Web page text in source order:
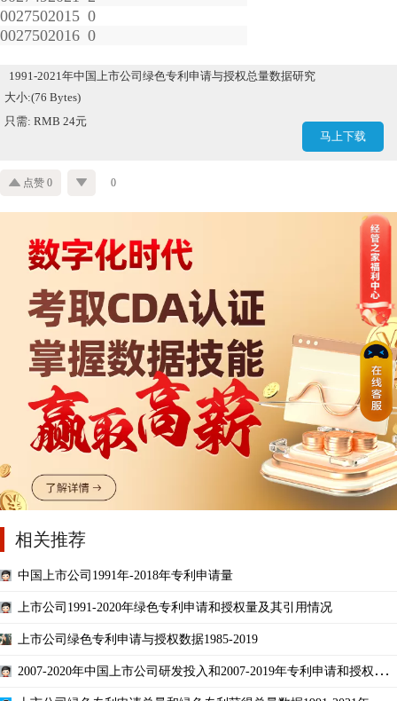
0027502015 0
0027502016 0
1991-2021年中国上市公司绿色专利申请与授权总量数据研究
大小:(76 Bytes)
只需: RMB 24元
马上下载
点赞 0 0
相关推荐
中国上市公司1991年-2018年专利申请量
上市公司1991-2020年绿色专利申请和授权量及其引用情况
上市公司绿色专利申请与授权数据1985-2019
2007-2020年中国上市公司研发投入和2007-2019年专利申请和授权情